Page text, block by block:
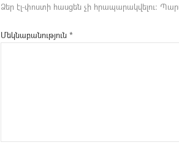
Ձեր էլ-փոստի հասցեն չի հրապարակվելու։
Մեկնաբանություն *